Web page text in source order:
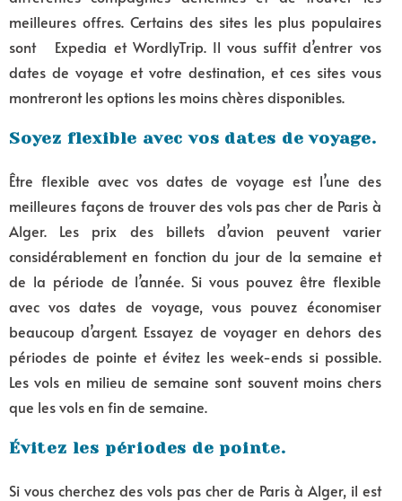
meilleures offres. Certains des sites les plus populaires
sont Expedia et WordlyTrip. Il vous suffit d’entrer vos
dates de voyage et votre destination, et ces sites vous
montreront les options les moins chères disponibles.
Soyez flexible avec vos dates de voyage.
Être flexible avec vos dates de voyage est l’une des
meilleures façons de trouver des vols pas cher de Paris à
Alger. Les prix des billets d’avion peuvent varier
considérablement en fonction du jour de la semaine et
de la période de l’année. Si vous pouvez être flexible
avec vos dates de voyage, vous pouvez économiser
beaucoup d’argent. Essayez de voyager en dehors des
périodes de pointe et évitez les week-ends si possible.
Les vols en milieu de semaine sont souvent moins chers
que les vols en fin de semaine.
Évitez les périodes de pointe.
Si vous cherchez des vols pas cher de Paris à Alger, il est